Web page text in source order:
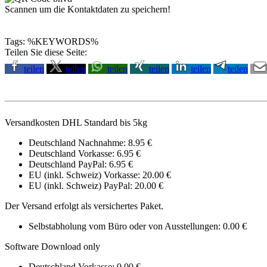
Scannen um die Kontaktdaten zu speichern!
Tags: %KEYWORDS%
Teilen Sie diese Seite:
teilen
teilen teilen teilen teilen teilen
Versandkosten DHL Standard bis 5kg
Deutschland Nachnahme: 8.95 €
Deutschland Vorkasse: 6.95 €
Deutschland PayPal: 6.95 €
EU (inkl. Schweiz) Vorkasse: 20.00 €
EU (inkl. Schweiz) PayPal: 20.00 €
Der Versand erfolgt als versichertes Paket.
Selbstabholung vom Büro oder von Ausstellungen: 0.00 €
Software Download only